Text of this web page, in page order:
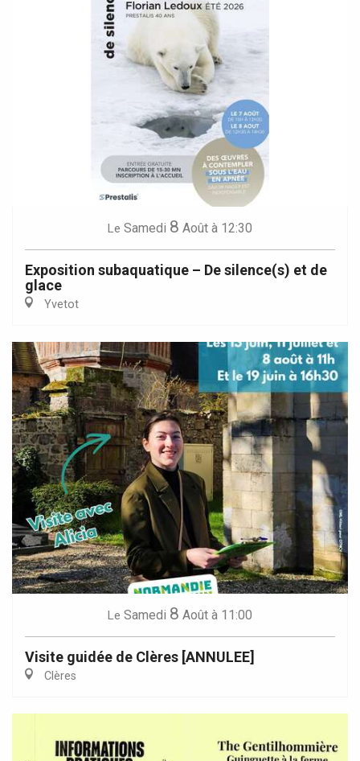
Le Samedi 8 Août à 12:30
Exposition subaquatique – De silence(s) et de
glace
Yvetot
Le Samedi 8 Août à 11:00
Visite guidée de Clères [ANNULEE]
Clères